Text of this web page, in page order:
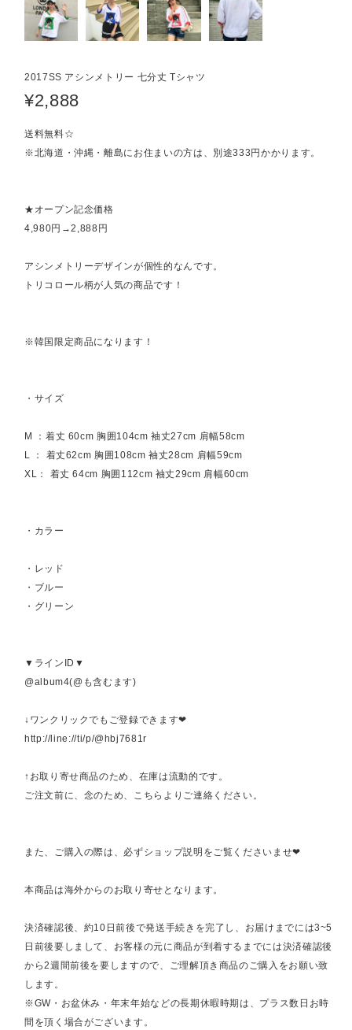
2017SS アシンメトリー 七分丈 Tシャツ
¥2,888
送料無料☆
※北海道・沖縄・離島にお住まいの方は、別途333円かかります。
★オープン記念価格
4,980円→2,888円
アシンメトリーデザインが個性的なんです。
トリコロール柄が人気の商品です！
※韓国限定商品になります！
・サイズ
M ：着丈 60cm 胸囲104cm 袖丈27cm 肩幅58cm
L ： 着丈62cm 胸囲108cm 袖丈28cm 肩幅59cm
XL： 着丈 64cm 胸囲112cm 袖丈29cm 肩幅60cm
・カラー
・レッド
・ブルー
・グリーン
▼ラインID▼
@album4(@も含むます)
↓ワンクリックでもご登録できます❤︎
http://line://ti/p/@hbj7681r
↑お取り寄せ商品のため、在庫は流動的です。
ご注文前に、念のため、こちらよりご連絡ください。
また、ご購入の際は、必ずショップ説明をご覧くださいませ❤︎
本商品は海外からのお取り寄せとなります。
決済確認後、約10日前後で発送手続きを完了し、お届けまでには3~5
日前後要しまして、お客様の元に商品が到着するまでには決済確認後
から2週間前後を要しますので、ご理解頂き商品のご購入をお願い致
します。
※GW・お盆休み・年末年始などの長期休暇時期は、プラス数日お時
間を頂く場合がございます。